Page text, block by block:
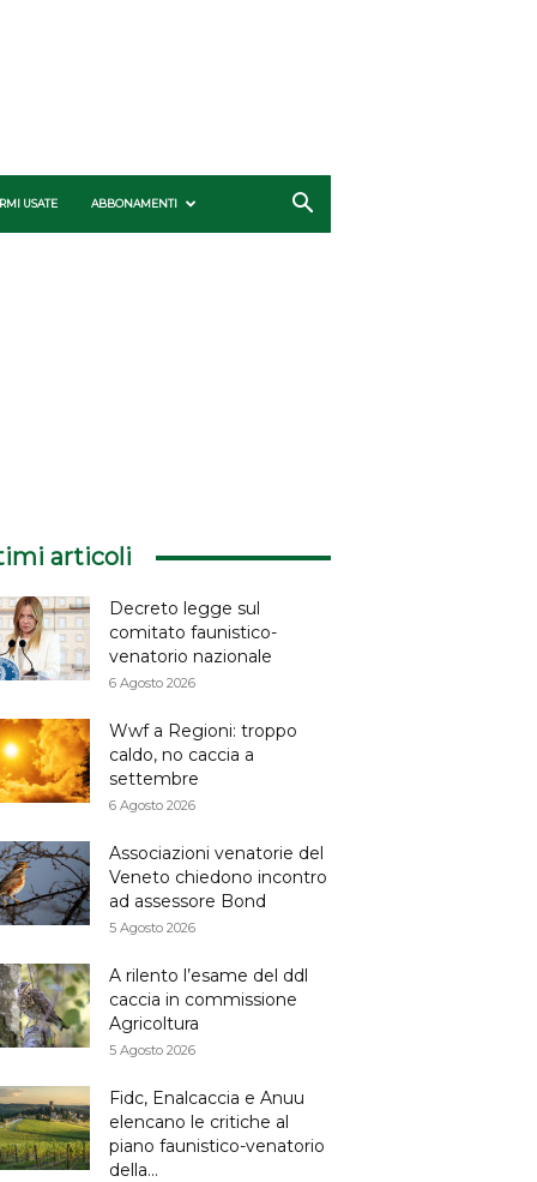
USATE ABBONAMENTI
articoli
Decreto legge sul
comitato faunistico-
venatorio nazionale
6 Agosto 2026
Wwf a Regioni: troppo
caldo, no caccia a
settembre
6 Agosto 2026
Associazioni venatorie del
Veneto chiedono incontro
ad assessore Bond
5 Agosto 2026
A rilento l’esame del ddl
caccia in commissione
Agricoltura
5 Agosto 2026
Fidc, Enalcaccia e Anuu
elencano le critiche al
piano faunistico-venatorio
della...